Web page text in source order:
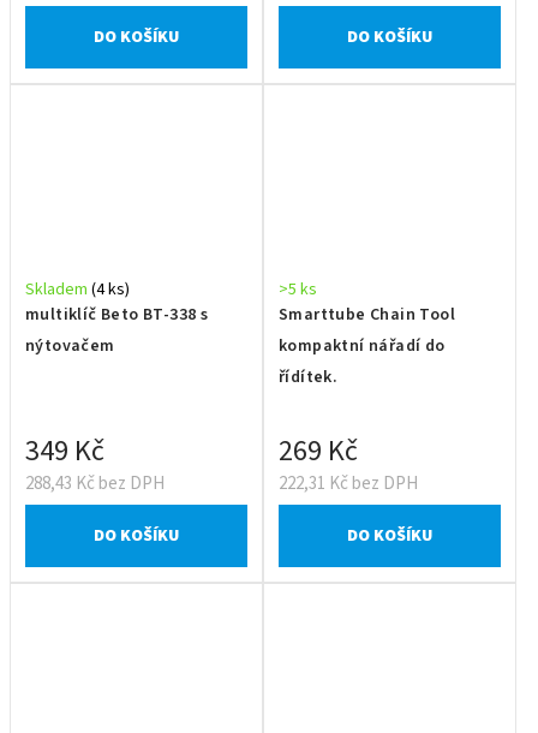
DO KOŠÍKU DO KOŠÍKU
multiklíč Beto BT-338 s
nýtovačem
Skladem (4 ks)
288,43 Kč bez DPH
349 Kč
DO KOŠÍKU
Smarttube Chain Tool
kompaktní nářadí do
řídítek.
>5 ks
222,31 Kč bez DPH
269 Kč
DO KOŠÍKU